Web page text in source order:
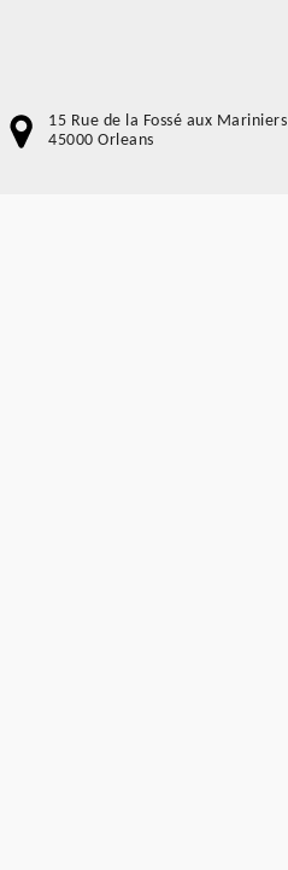
15 Rue de la Fossé aux Mariniers
45000 Orleans